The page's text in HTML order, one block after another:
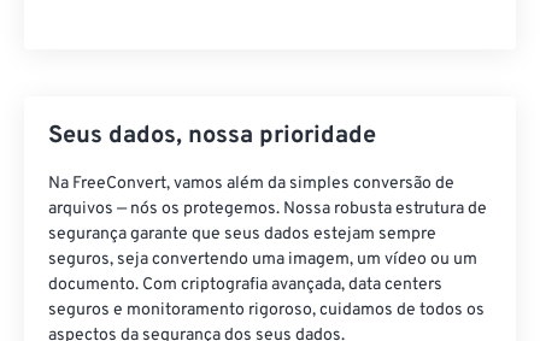
Seus dados, nossa prioridade
Na FreeConvert, vamos além da simples conversão de
arquivos — nós os protegemos. Nossa robusta estrutura de
segurança garante que seus dados estejam sempre
seguros, seja convertendo uma imagem, um vídeo ou um
documento. Com criptografia avançada, data centers
seguros e monitoramento rigoroso, cuidamos de todos os
aspectos da segurança dos seus dados.